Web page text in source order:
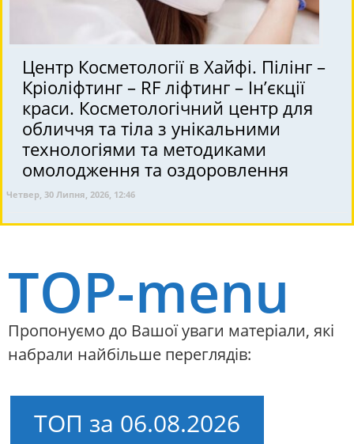
Центр Косметології в Хайфі. Пілінг –
Кріоліфтинг – RF ліфтинг – Ін’єкції
краси. Косметологічний центр для
обличчя та тіла з унікальними
технологіями та методиками
омолодження та оздоровлення
Четвер, 30 Липня, 2026, 12:46
TOP-menu
Пропонуємо до Вашої уваги матеріали, які
набрали найбільше переглядів:
ТОП за 06.08.2026